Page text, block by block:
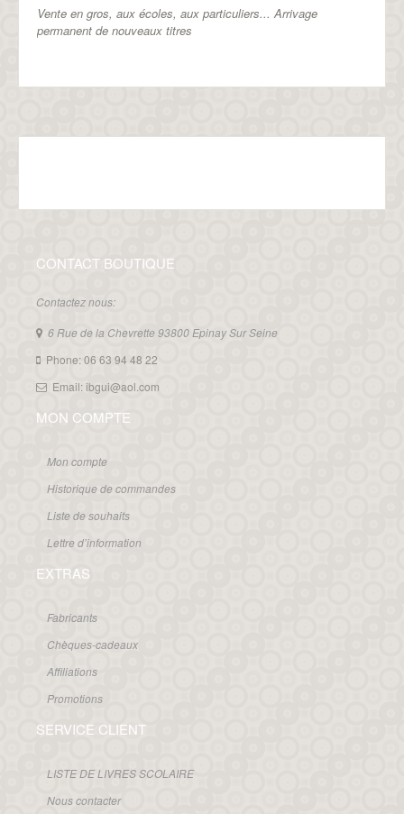
Vente en gros, aux écoles, aux particuliers...Arrivage
permanent de nouveaux titres
CONTACT BOUTIQUE
Contactez nous:
6 Rue de la Chevrette 93800 Epinay Sur Seine
Phone: 06 63 94 48 22
Email: ibgui@aol.com
MON COMPTE
Mon compte
Historique de commandes
Liste de souhaits
Lettre d’information
EXTRAS
Fabricants
Chèques-cadeaux
Affiliations
Promotions
SERVICE CLIENT
LISTE DE LIVRES SCOLAIRE
Nous contacter